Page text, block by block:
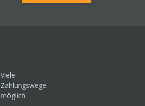
Viele
Zahlungswege
möglich